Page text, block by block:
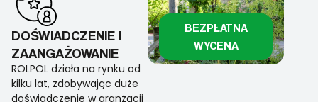
DOŚWIADCZENIE I
ZAANGAŻOWANIE
ROLPOL działa na rynku od
kilku lat, zdobywając duże
doświadczenie w aranżacji
BEZPŁATNA
WYCENA